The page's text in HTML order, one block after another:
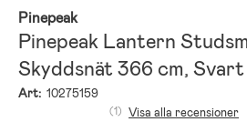
Pinepeak
Pinepeak Lantern
Skyddsnät 366 cm, Svart
Art: 10275159
(1) Visa alla recensioner